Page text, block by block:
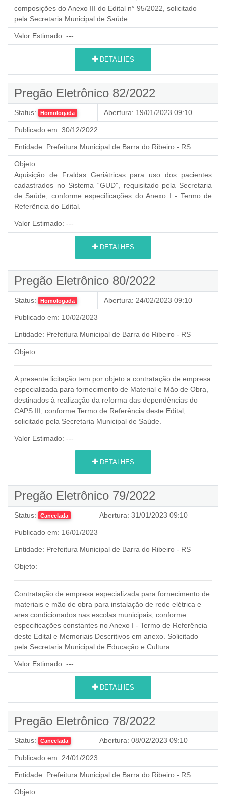
composições do Anexo III do Edital n° 95/2022, solicitado
pela Secretaria Municipal de Saúde.
Valor Estimado: ---
DETALHES
Pregão Eletrônico 82/2022
Status: Homologada Abertura: 19/01/2023 09:10
Publicado em: 30/12/2022
Entidade: Prefeitura Municipal de Barra do Ribeiro - RS
Objeto:
Aquisição de Fraldas Geriátricas para uso dos pacientes
cadastrados no Sistema “GUD”, requisitado pela Secretaria
de Saúde, conforme especificações do Anexo I - Termo de
Referência do Edital.
Valor Estimado: ---
DETALHES
Pregão Eletrônico 80/2022
Status: Homologada Abertura: 24/02/2023 09:10
Publicado em: 10/02/2023
Entidade: Prefeitura Municipal de Barra do Ribeiro - RS
Objeto:
A presente licitação tem por objeto a contratação de empresa
especializada para fornecimento de Material e Mão de Obra,
destinados à realização da reforma das dependências do
CAPS III, conforme Termo de Referência deste Edital,
solicitado pela Secretaria Municipal de Saúde.
Valor Estimado: ---
DETALHES
Pregão Eletrônico 79/2022
Status: Cancelada Abertura: 31/01/2023 09:10
Publicado em: 16/01/2023
Entidade: Prefeitura Municipal de Barra do Ribeiro - RS
Objeto:
Contratação de empresa especializada para fornecimento de
materiais e mão de obra para instalação de rede elétrica e
ares condicionados nas escolas municipais, conforme
especificações constantes no Anexo I - Termo de Referência
deste Edital e Memoriais Descritivos em anexo. Solicitado
pela Secretaria Municipal de Educação e Cultura.
Valor Estimado: ---
DETALHES
Pregão Eletrônico 78/2022
Status: Cancelada Abertura: 08/02/2023 09:10
Publicado em: 24/01/2023
Entidade: Prefeitura Municipal de Barra do Ribeiro - RS
Objeto: